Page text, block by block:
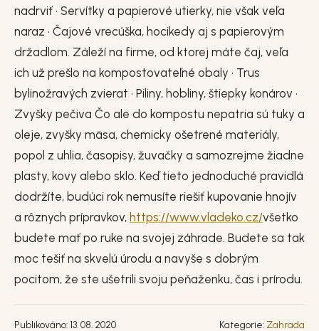
nadrviť • Servítky a papierové utierky, nie však veľa
naraz • Čajové vrecúška, hocikedy aj s papierovým
držadlom. Záleží na firme, od ktorej máte čaj, veľa
ich už prešlo na kompostovateľné obaly • Trus
bylinožravých zvierat • Piliny, hobliny, štiepky konárov •
Zvyšky pečiva Čo ale do kompostu nepatria sú tuky a
oleje, zvyšky mäsa, chemicky ošetrené materiály,
popol z uhlia, časopisy, žuvačky a samozrejme žiadne
plasty, kovy alebo sklo. Keď tieto jednoduché pravidlá
dodržíte, budúci rok nemusíte riešiť kupovanie hnojív
a rôznych prípravkov, https://www.vladeko.cz/všetko
budete mať po ruke na svojej záhrade. Budete sa tak
moc tešiť na skvelú úrodu a navyše s dobrým
pocitom, že ste ušetrili svoju peňaženku, čas i prírodu.
Publikováno: 13. 08. 2020 Kategorie: Zahrada